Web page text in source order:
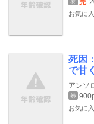
巻 完
お気に
死因
で甘
アンソ
巻
お気に